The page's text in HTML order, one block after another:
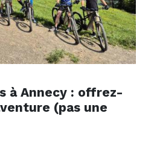
à Annecy : offrez-
(pas une